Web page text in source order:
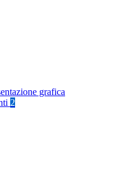
grafica
2